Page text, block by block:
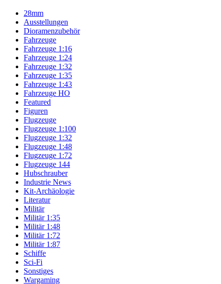
28mm
Ausstellungen
Dioramenzubehör
Fahrzeuge
Fahrzeuge 1:16
Fahrzeuge 1:24
Fahrzeuge 1:32
Fahrzeuge 1:35
Fahrzeuge 1:43
Fahrzeuge HO
Featured
Figuren
Flugzeuge
Flugzeuge 1:100
Flugzeuge 1:32
Flugzeuge 1:48
Flugzeuge 1:72
Flugzeuge 144
Hubschrauber
Industrie News
Kit-Archäologie
Literatur
Militär
Militär 1:35
Militär 1:48
Militär 1:72
Militär 1:87
Schiffe
Sci-Fi
Sonstiges
Wargaming